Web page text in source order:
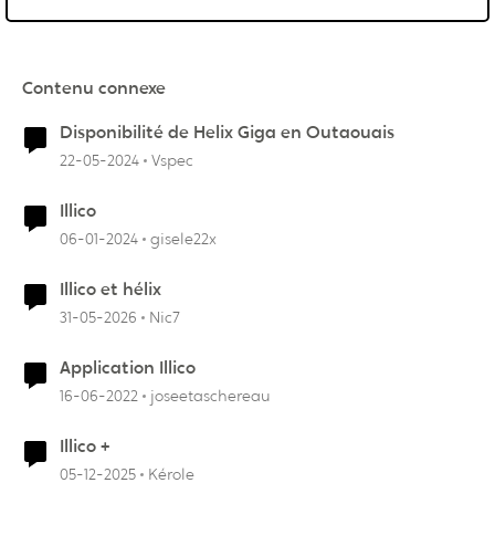
Contenu connexe
Disponibilité de Helix Giga en Outaouais
22-05-2024 Vspec
Illico
06-01-2024 gisele22x
Illico et hélix
31-05-2026 Nic7
Application Illico
16-06-2022 joseetaschereau
Illico +
05-12-2025 Kérole